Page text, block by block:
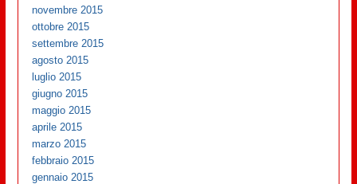
novembre 2015
ottobre 2015
settembre 2015
agosto 2015
luglio 2015
giugno 2015
maggio 2015
aprile 2015
marzo 2015
febbraio 2015
gennaio 2015